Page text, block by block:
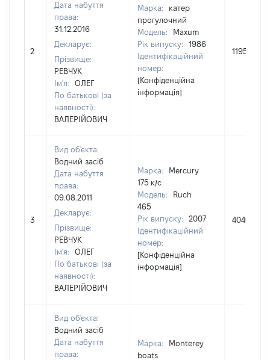
2
Дата набуття
права:
31.12.2016
Декларує:
Прізвище:
РЕВЧУК
Ім'я:
ОЛЕГ
По батькові (за
наявності):
ВАЛЕРІЙОВИЧ
Марка:
катер
прогулочний
Модель:
Maxum
Рік випуску:
1986
Ідентифікаційний
номер:
[Конфіденційна
інформація]
119565
3
Вид об'єкта:
Водний засіб
Дата набуття
права:
09.08.2011
Декларує:
Прізвище:
РЕВЧУК
Ім'я:
ОЛЕГ
По батькові (за
наявності):
ВАЛЕРІЙОВИЧ
Марка:
Mercury
175 к/с
Модель:
Ruch
465
Рік випуску:
2007
Ідентифікаційний
номер:
[Конфіденційна
інформація]
40400
Вид об'єкта:
Водний засіб
Дата набуття
права:
Марка:
Monterey
boats